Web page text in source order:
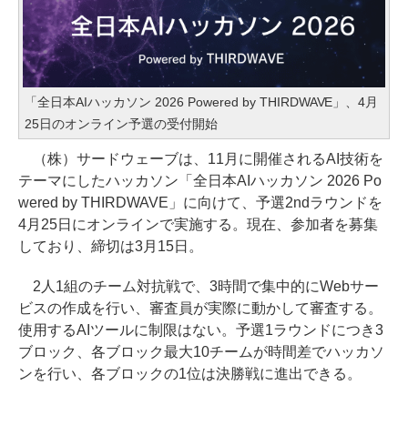
「全日本AIハッカソン 2026 Powered by THIRDWAVE」、4月
25日のオンライン予選の受付開始
（株）サードウェーブは、11月に開催されるAI技術を
テーマにしたハッカソン「全日本AIハッカソン 2026 Po
wered by THIRDWAVE」に向けて、予選2ndラウンドを
4月25日にオンラインで実施する。現在、参加者を募集
しており、締切は3月15日。
2人1組のチーム対抗戦で、3時間で集中的にWebサー
ビスの作成を行い、審査員が実際に動かして審査する。
使用するAIツールに制限はない。予選1ラウンドにつき3
ブロック、各ブロック最大10チームが時間差でハッカソ
ンを行い、各ブロックの1位は決勝戦に進出できる。